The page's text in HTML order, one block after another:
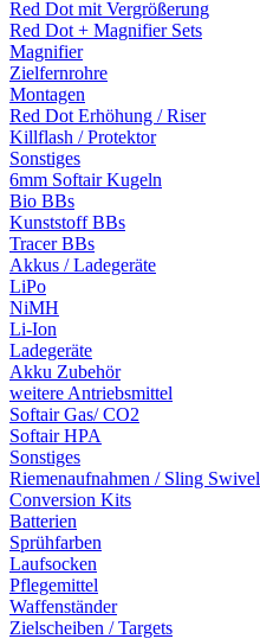
Red Dot mit Vergrößerung
Red Dot + Magnifier Sets
Magnifier
Zielfernrohre
Montagen
Red Dot Erhöhung / Riser
Killflash / Protektor
Sonstiges
6mm Softair Kugeln
Bio BBs
Kunststoff BBs
Tracer BBs
Akkus / Ladegeräte
LiPo
NiMH
Li-Ion
Ladegeräte
Akku Zubehör
weitere Antriebsmittel
Softair Gas/ CO2
Softair HPA
Sonstiges
Riemenaufnahmen / Sling Swivel
Conversion Kits
Batterien
Sprühfarben
Laufsocken
Pflegemittel
Waffenständer
Zielscheiben / Targets